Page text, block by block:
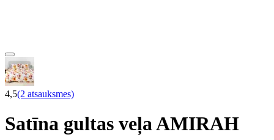
4,5(2 atsauksmes)
Satīna gultas veļa AMIRAH